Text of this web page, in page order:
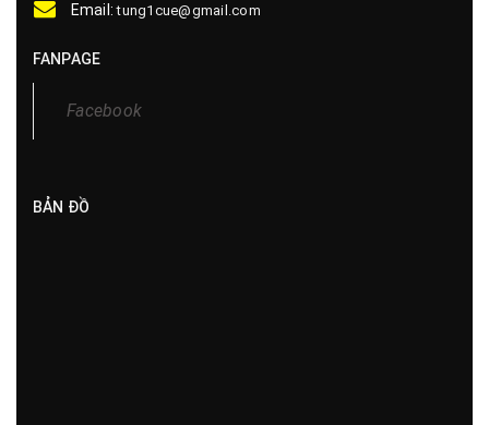
Email:tung1cue@gmail.com
FANPAGE
Facebook
BẢN ĐỒ